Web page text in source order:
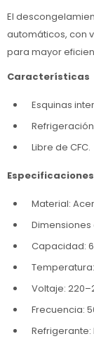
El
automáticos, con
para mayor
Características
Esquinas
Libre de CFC.
Material:
Dimensiones
Capacidad:
Voltaje:
Frecuencia:
Refrigerante: